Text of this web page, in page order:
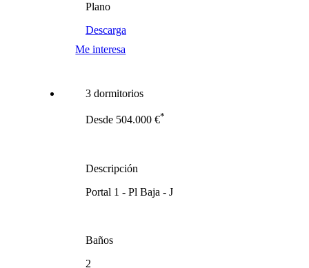
Plano
Descarga
Me interesa
3 dormitorios
Desde 504.000 €*
Descripción
Portal 1 - Pl Baja - J
Baños
2